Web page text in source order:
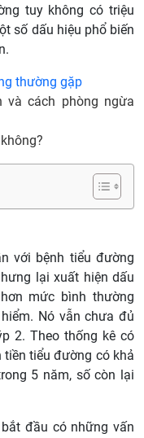
tuy không có triệu
số dấu hiệu phổ biến
thường gặp
và cách phòng ngừa
với bệnh tiểu đường
lại xuất hiện dấu
mức bình thường
Nó vẫn chưa đủ
2. Theo thống kê có
tiểu đường có khả
5 năm, số còn lại
đầu có những vấn